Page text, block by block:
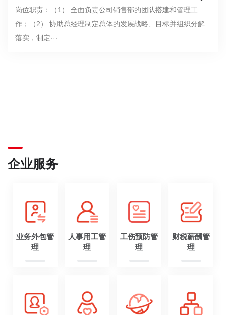
岗位职责：（1） 全面负责公司销售部的团队搭建和管理工
作；（2） 协助总经理制定总体的发展战略、目标并组织分解
落实，制定···
企业服务
业务外包管
理
人事用工管
理
工伤预防管
理
财税薪酬管
理